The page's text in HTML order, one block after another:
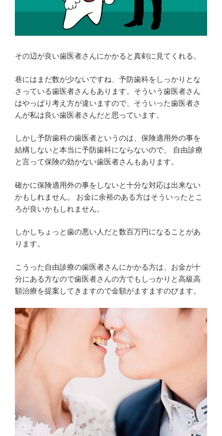
その辺が良い歯医者さんにかかると真剣に見てくれる。
巷にはまだ数が少ないですね、予防歯科をしっかりとな
さっている歯医者さんもあります。そういう歯医者さん
はやっぱり考え方が違いますので、そういった歯医者さ
んが私は良い歯医者さんだと思っています。
しかし予防歯科の歯医者というのは、保険適用外の事を
結構しないと本当に予防歯科にならないので、 自由診療
と言って保険の効かない歯医者さんもあります。
確かに保険適用外の事をしないと十分な対応は出来ない
かもしれません。 お金に余裕のある方はそういったとこ
ろが良いかもしれません。
しかしちょっと歯の悪い人だと数百万円になることがあ
ります。
こうった自由診療の歯医者さんにかかる方は、お金が十
分にある方なので歯医者さんの方でもしっかりと高級高
額治療を提案してきますので金額がますますのびます。